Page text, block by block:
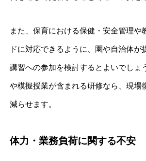
また、保育における保健・安全管理や
ドに対応できるように、園や自治体が
講習への参加を検討するとよいでしょ
や模擬授業が含まれる研修なら、現場
減らせます。
体力・業務負荷に関する不安